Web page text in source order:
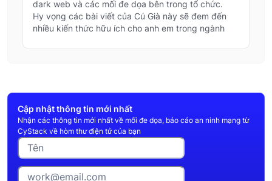
dark web và các mối đe dọa bên trong tổ chức.
Hy vọng các bài viết của Cú Già này sẽ đem đến
nhiều kiến thức hữu ích cho anh em trong ngành
Cập nhật thông tin mới nhất
Nhận các thông tin mới nhất về mối đe dọa, báo cáo an ninh mạng từ
CyStack về hòm thư điện tử của bạn